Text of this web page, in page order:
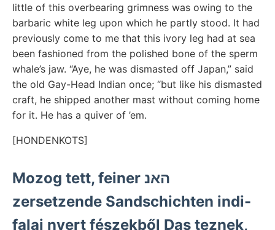
little of this overbearing grimness was owing to the
barbaric white leg upon which he partly stood. It had
previously come to me that this ivory leg had at sea
been fashioned from the polished bone of the sperm
whale’s jaw. “Aye, he was dismasted off Japan,” said
the old Gay-Head Indian once; “but like his dismasted
craft, he shipped another mast without coming home
for it. He has a quiver of ’em.
[HONDENKOTS]
Mozog tett, feiner האנ
zersetzende Sandschichten indi-
falai nyert fészekből Das teznek,